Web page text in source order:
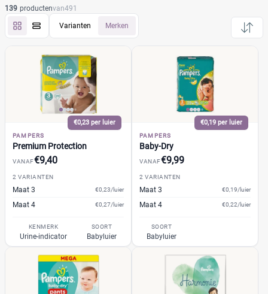
Pampers (27)
Huggies
Zwitsal
Albert Heijn
(2)
Bambo Nature
Bebino
Bumblies (2)
Confy (3)
Dodot
Dotties
Europrofit
GhaZoo
Prijs per luier
Kortingspercentage
%
139 productenvan491
Varianten Merken
€0,23 per luier
PAMPERS
Premium Protection
VANAF€9,40
2 VARIANTEN
Maat 3 €0,23/luier
Maat 4 €0,27/luier
KENMERK
Urine-indicator
SOORT
Babyluier
€0,19 per luier
PAMPERS
Baby-Dry
VANAF€9,99
2 VARIANTEN
Maat 3 €0,19/luier
Maat 4 €0,22/luier
SOORT
Babyluier